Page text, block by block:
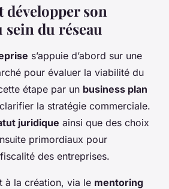
son
du réseau
s’appuie d’abord sur une
pour évaluer la viabilité du
étape par un business plan
la stratégie commerciale.
juridique ainsi que des choix
primordiaux pour
des entreprises.
à la création, via le mentoring